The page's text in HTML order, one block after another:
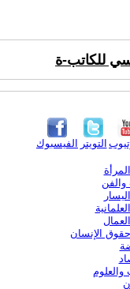
للكاتب-ة
الفيسبوك التويتر
والفن
حقوق الإنسان
والعلوم